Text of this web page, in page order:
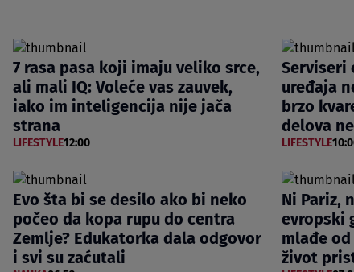
7 rasa pasa koji imaju veliko srce,
ali mali IQ: Voleće vas zauvek,
iako im inteligencija nije jača
strana
LIFESTYLE12:00
Serviseri
uređaja
brzo
delova
LIFESTYLE
Evo šta bi se desilo ako bi neko
počeo da kopa rupu do centra
Zemlje? Edukatorka dala odgovor
i svi su zaćutali
Ni Pariz,
evropski
mlađe od
život